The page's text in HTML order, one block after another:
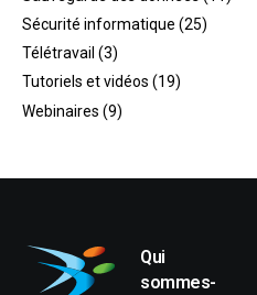
Sécurité informatique (25)
Télétravail (3)
Tutoriels et vidéos (19)
Webinaires (9)
Qui
sommes-